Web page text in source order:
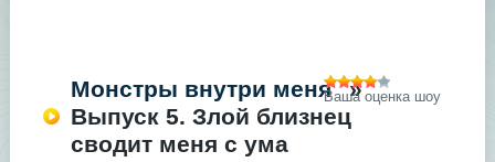
Монстры внутри меня
»
Выпуск 5. Злой близнец
сводит меня с ума
Ваша оценка шоу